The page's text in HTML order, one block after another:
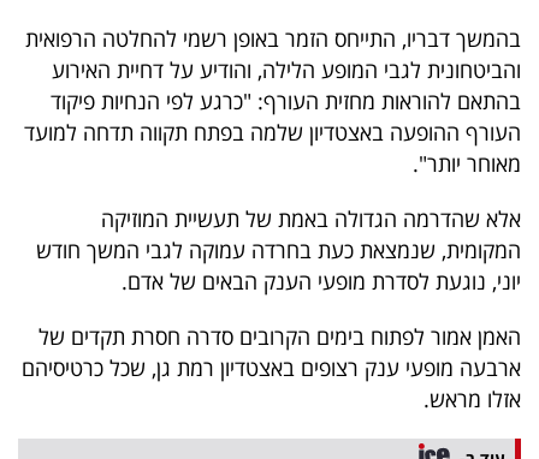
מייל
אדום
באייס
עקבו
אחרינו:
בהמשך דבריו, התייחס הזמר באופן רשמי להחלטה הרפואית
והביטחונית לגבי המופע הלילה, והודיע על דחיית האירוע
בהתאם להוראות מחזית העורף: "כרגע לפי הנחיות פיקוד
העורף ההופעה באצטדיון שלמה בפתח תקווה תדחה למועד
מאוחר יותר".
אלא שהדרמה הגדולה באמת של תעשיית המוזיקה
המקומית, שנמצאת כעת בחרדה עמוקה לגבי המשך חודש
יוני, נוגעת לסדרת מופעי הענק הבאים של אדם.
האמן אמור לפתוח בימים הקרובים סדרה חסרת תקדים של
ארבעה מופעי ענק רצופים באצטדיון רמת גן, שכל כרטיסיהם
אזלו מראש.